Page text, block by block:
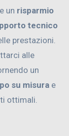
un risparmio
tecnico
prestazioni.
alle
un
su misura e
ottimali.